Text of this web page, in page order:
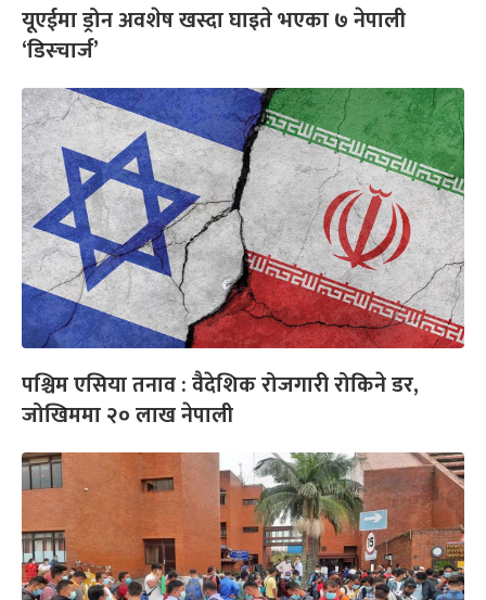
यूएईमा ड्रोन अवशेष खस्दा घाइते भएका ७ नेपाली
‘डिस्चार्ज’
पश्चिम एसिया तनाव : वैदेशिक रोजगारी रोकिने डर,
जोखिममा २० लाख नेपाली